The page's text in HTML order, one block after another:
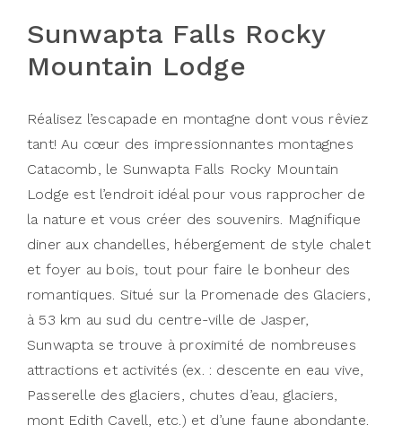
Sunwapta Falls Rocky
Mountain Lodge
Réalisez l’escapade en montagne dont vous rêviez
tant! Au cœur des impressionnantes montagnes
Catacomb, le Sunwapta Falls Rocky Mountain
Lodge est l’endroit idéal pour vous rapprocher de
la nature et vous créer des souvenirs. Magnifique
diner aux chandelles, hébergement de style chalet
et foyer au bois, tout pour faire le bonheur des
romantiques. Situé sur la Promenade des Glaciers,
à 53 km au sud du centre-ville de Jasper,
Sunwapta se trouve à proximité de nombreuses
attractions et activités (ex. : descente en eau vive,
Passerelle des glaciers, chutes d’eau, glaciers,
mont Edith Cavell, etc.) et d’une faune abondante.